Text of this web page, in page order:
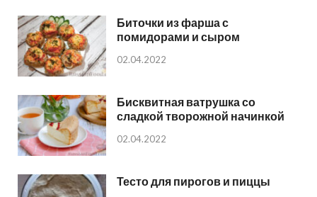
Биточки из фарша с
помидорами и сыром
02.04.2022
Бисквитная ватрушка со
сладкой творожной начинкой
02.04.2022
Тесто для пирогов и пиццы